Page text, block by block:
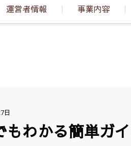
運営者情報 事業内容
日
わかる簡単ガイ